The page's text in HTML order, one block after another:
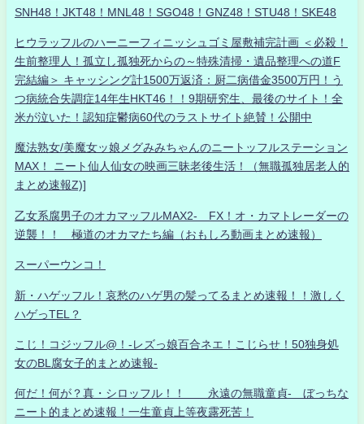
SNH48！JKT48！MNL48！SGO48！GNZ48！STU48！SKE48
ヒウラッフルのハーニーフィニッシュゴミ屋敷補完計画 ＜必殺！
生前整理人！孤立し孤独死からの～特殊清掃・遺品整理への道F
完結編＞ キャッシング計1500万返済：厨二病借金3500万円！う
つ病統合失調症14年生HKT46！！9期研究生、最後のサイト！全
米が泣いた！認知症鬱病60代のラストサイト絶賛！公開中
魔法熟女/美魔女ッ娘メグみみちゃんのニートッフルステーション
MAX！ ニート仙人仙女の映画三昧老後生活！（無職孤独居老人的
まとめ速報Z)]
乙女系腐男子のオカマッフルMAX2- FX！オ・カマトレーダーの
逆襲！！ 極道のオカマたち編（おもしろ動画まとめ速報）
スーパーウンコ！
新・ハゲッフル！哀愁のハゲ男の髪ってるまとめ速報！！激しく
ハゲっTEL？
こじ！コジッフル@！-レズっ娘百合ネエ！こじらせ！50独身処
女のBL腐女子的まとめ速報-
何だ！何が？真・シロッフル！！ 永遠の無職童貞- ぼっちな
ニート的まとめ速報！一生童貞上等夜露死苦！